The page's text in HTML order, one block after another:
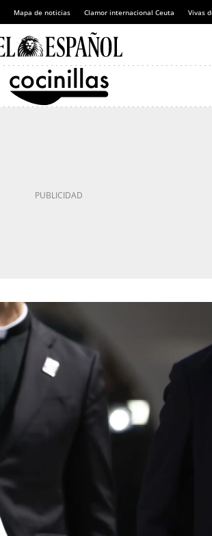
Mapa de noticias Clamor internacional Ceuta Vivas